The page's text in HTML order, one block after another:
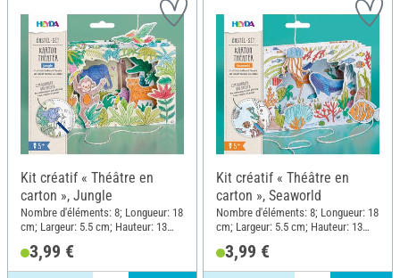
Kit créatif « Théâtre en
carton », Jungle
Nombre d'éléments: 8; Longueur: 18
cm; Largeur: 5.5 cm; Hauteur: 13
3,99 €
Kit créatif « Théâtre en
carton », Seaworld
Nombre d'éléments: 8; Longueur: 18
cm; Largeur: 5.5 cm; Hauteur: 13
3,99 €